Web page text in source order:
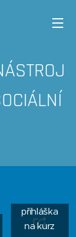
přihláška
na kurz